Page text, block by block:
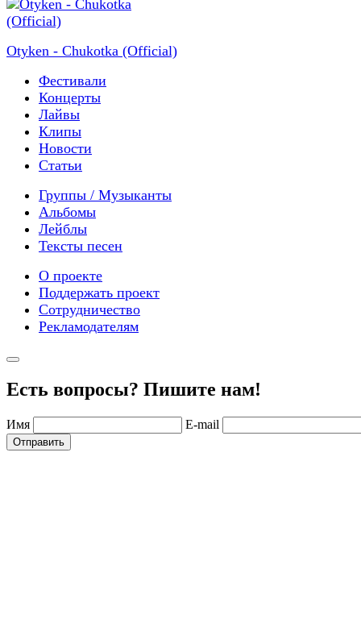
Otyken - Chukotka (Official)
Фестивали
Концерты
Лайвы
Клипы
Новости
Статьи
Группы / Музыканты
Альбомы
Лейблы
Тексты песен
О проекте
Поддержать проект
Сотрудничество
Рекламодателям
Есть вопросы? Пишите нам!
Имя E-mail